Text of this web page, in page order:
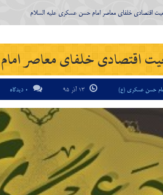
اقتصادی خلفای معاصر امام حسن عسکری علیه السلام
اقتصادی خلفای معاصر
حسن عسکری (ع) 0 دیدگاه